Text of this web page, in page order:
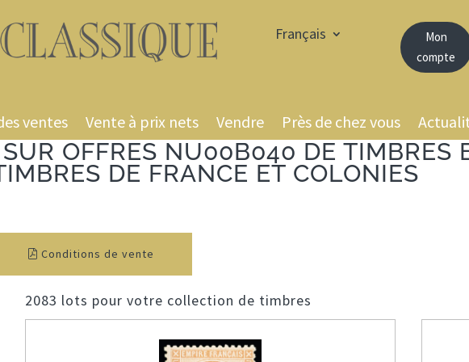
Français
Mon
compte
ventes Vente à prix nets Vendre Près de chez vous
OFFRES NU00B040 DE TIMBRES
DE FRANCE ET COLONIES
Conditions de vente
2083 lots pour votre collection de timbres